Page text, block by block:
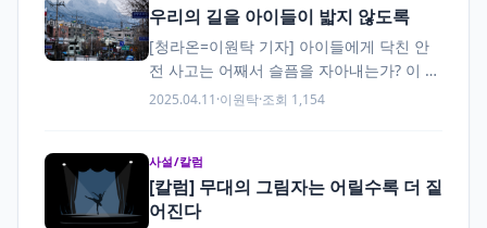
우리의 길을 아이들이 밟지 않도록
[청라온=이원탁 기자] 아이들에게 닥친 안
전 사고는 어째서 슬픔을 자아내는가? 이 슬
픔에는 사고를 당한 어린이들을 애석히 여
2025.04.11·이원탁·조회 1,154
사설/칼럼
[칼럼] 무대의 그림자는 어릴수록 더 짙
어진다